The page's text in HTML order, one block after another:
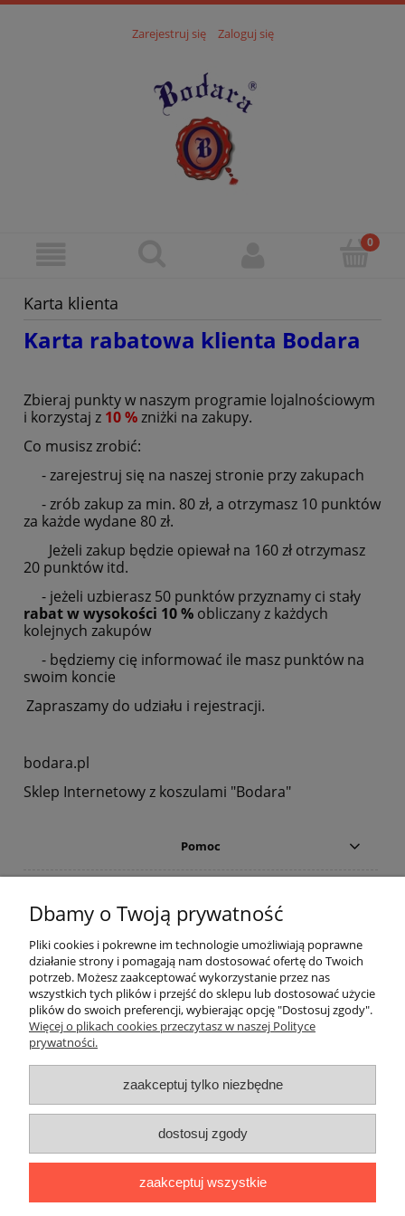
Zarejestruj się Zaloguj się
Karta klienta
Karta rabatowa klienta Bodara
Zbieraj punkty w naszym programie lojalnościowym
i korzystaj z 10 %zniżki na zakupy.
Co musisz zrobić:
- zarejestruj się na naszej stronie przy zakupach
- zrób zakup za min. 80 zł, a otrzymasz 10 punktów
za każde wydane 80 zł.
Jeżeli zakup będzie opiewał na 160 zł otrzymasz
20 punktów itd.
- jeżeli uzbierasz 50 punktów przyznamy ci stały
rabat w wysokości 10 % obliczany z każdych
kolejnych zakupów
- będziemy cię informować ile masz punktów na
swoim koncie
Zapraszamy do udziału i rejestracji.
bodara.pl
Sklep Internetowy z koszulami "Bodara"
Pomoc
Moje konto
Porady
Bodaraproducent koszul męskich i koszul eleganckich damskich firmy
oferuje klasyczne oraz eleganckie koszule męskie oraz koszule
kolorze granatowym, niebieskim, czerwonym, białym, czarnym i szarym.
Nasze bluzki koszulowe damskie i męskie produkujemy z najwyższej jakości
bawełny z dodatkiem elany i bawełny z elastanem Koszule w fasonie SLIM
Dbamy o Twoją prywatność
Pliki cookies i pokrewne im technologie umożliwiają poprawne
działanie strony i pomagają nam dostosować ofertę do Twoich
potrzeb. Możesz zaakceptować wykorzystanie przez nas
wszystkich tych plików i przejść do sklepu lub dostosować użycie
plików do swoich preferencji, wybierając opcję "Dostosuj zgody".
Więcej o plikach cookies przeczytasz w naszej Polityce
prywatności.
zaakceptuj tylko niezbędne
dostosuj zgody
zaakceptuj wszystkie